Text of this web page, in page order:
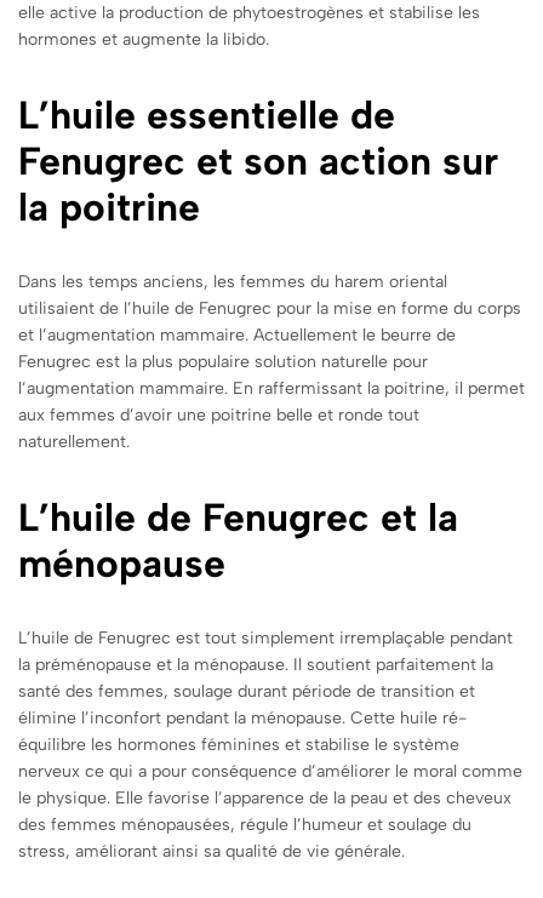
elle active la production de phytoestrogènes et stabilise les
hormones et augmente la libido.
L’huile essentielle de
Fenugrec et son action sur
la poitrine
Dans les temps anciens, les femmes du harem oriental
utilisaient de l’huile de Fenugrec pour la mise en forme du corps
et l’augmentation mammaire. Actuellement le beurre de
Fenugrec est la plus populaire solution naturelle pour
l’augmentation mammaire. En raffermissant la poitrine, il permet
aux femmes d’avoir une poitrine belle et ronde tout
naturellement.
L’huile de Fenugrec et la
ménopause
L’huile de Fenugrec est tout simplement irremplaçable pendant
la préménopause et la ménopause. Il soutient parfaitement la
santé des femmes, soulage durant période de transition et
élimine l’inconfort pendant la ménopause. Cette huile ré-
équilibre les hormones féminines et stabilise le système
nerveux ce qui a pour conséquence d’améliorer le moral comme
le physique. Elle favorise l’apparence de la peau et des cheveux
des femmes ménopausées, régule l’humeur et soulage du
stress, améliorant ainsi sa qualité de vie générale.